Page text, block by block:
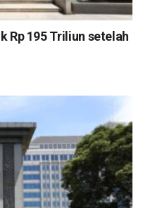
Rp 195 Triliun setelah